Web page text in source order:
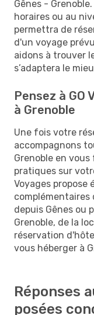
Gênes -
horaires ou au
permettra de
d'un voyage
aidons à trouver
s’adaptera le
Pensez à GO
à Grenoble
Une fois votre
accompagnons
Grenoble en
pratiques sur
Voyages propose
depuis Gênes ou
Grenoble, de la
réservation
vous héberger à
Réponses
posées